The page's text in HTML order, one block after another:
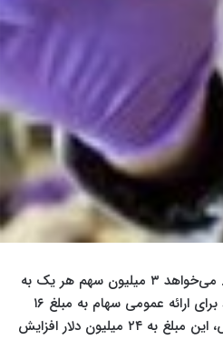
بر اساس آمار کمیسیون بورس و اوراق بهادار آمریکا، شرکت XG Sciences Inc. می‌خواهد ۳ میلیون سهم هر یک به
قیمت ۸ دلار را در بازار سهام ارائه نماید. این شرکت در ماه ژانویه درخواست خود برای ارائه عمومی سهام به مبلغ ۱۶
میلیون دلار را به این کمیسیون ارسال کرده بود؛ در درخواست بعدی در ماه مارس، این مبلغ به ۲۴ میلیون دلار افزایش